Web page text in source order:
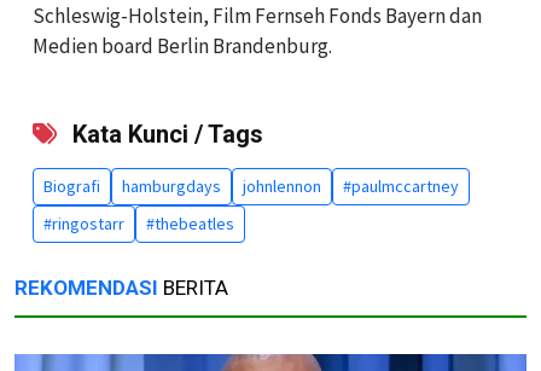
Schleswig-Holstein, Film Fernseh Fonds Bayern dan
Medien board Berlin Brandenburg.
Kata Kunci / Tags
Biografi hamburgdays johnlennon
#paulmccartney
#ringostarr
#thebeatles
REKOMENDASI BERITA